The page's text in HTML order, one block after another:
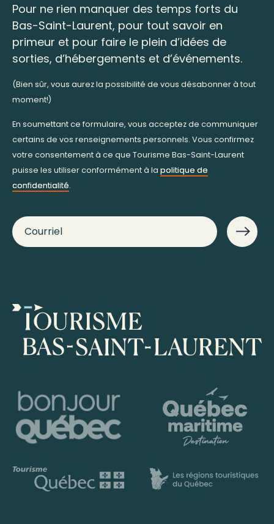
Pour ne rien manquer des temps forts du
Bas-Saint-Laurent, pour tout savoir en
primeur et pour faire le plein d’idées de
sorties, d’hébergements et d’événements.
(Bien sûr, vous aurez la possibilité de vous désabonner à tout
moment!)
En soumettant ce formulaire, vous acceptez de communiquer
certains de vos renseignements personnels. Vous confirmez
votre consentement à ce que Tourisme Bas-Saint-Laurent
puisse les utiliser conformément à la politique de
confidentialité.